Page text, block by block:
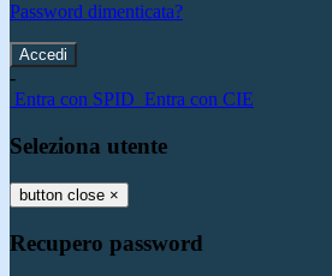
Password dimenticata?
-
Entra con SPID Entra con CIE
Seleziona utente
button close ×
Recupero password